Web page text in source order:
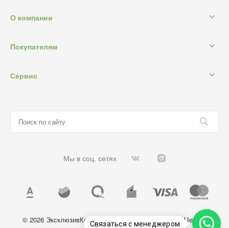
О компании
Покупателям
Сервис
Мы в соц. сетях
© 2026 ЭксклюзивКосметик, Все права защищены. Цены и
Связаться с менеджером